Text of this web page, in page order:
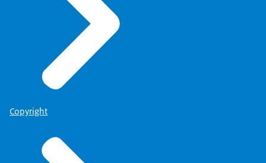
Copyright